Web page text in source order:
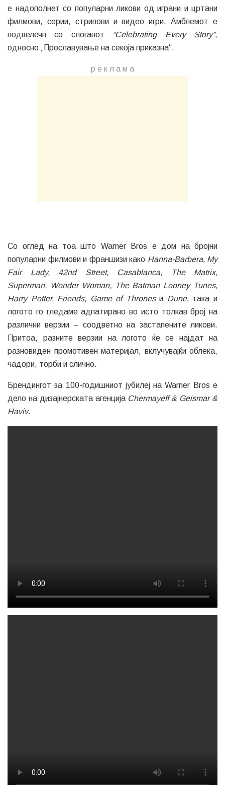
е надополнет со популарни ликови од играни и цртани
филмови, серии, стрипови и видео игри. Амблемот е
подвелечн со слоганот
“Celebrating Every Story”,
односно „Прославување на секоја приказна“.
р е к л а м a
Со оглед на тоа што Warner Bros е дом на бројни
популарни филмови и франшизи како Hanna-Barbera, My
Fair Lady, 42nd Street, Casablanca, The Matrix,
Superman, Wonder Woman, The Batman Looney Tunes,
Harry Potter, Friends, Game of Thronesи Dune, така и
логото го гледаме адпатирано во исто толкав број на
различни верзии – соодветно на застапените ликови.
Притоа, разните верзии на логото ќе се најдат на
разновиден промотивен материјал, вклучувајќи облека,
чадори, торби и слично.
Брендингот за 100-годишниот јубилеј на Warner Bros е
дело на дизајнерската агенција Chermayeff & Geismar &
Haviv.